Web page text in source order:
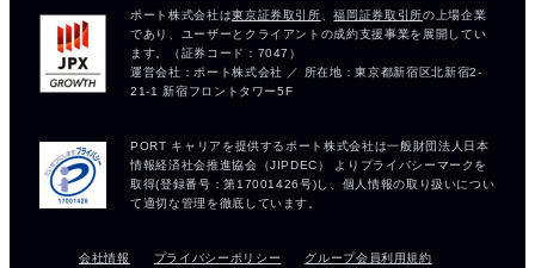
会社情報 プライバシーポリシー グループ会員利用規約